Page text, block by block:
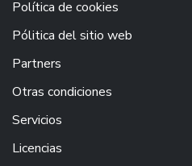
Política de cookies
Pólitica del sitio web
Partners
Otras condiciones
Servicios
Licencias